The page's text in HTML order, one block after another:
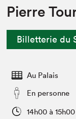
Espace
Préparer
Actualités
SLM PRO
Préparer sa
Salon dans la
Projets
Liens pratiques
Pierre
Billetterie du
Au Palais
En personne
14h00 à 15h00